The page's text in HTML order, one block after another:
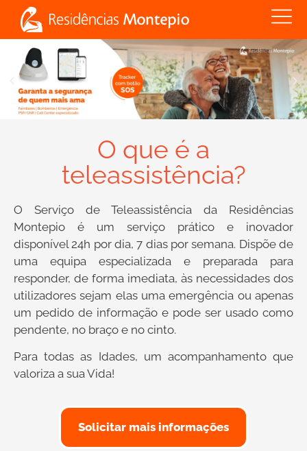
O que é a
teleassistência?
O Serviço de Teleassistência da Residências
Montepio é um serviço prático e inovador
disponível 24h por dia, 7 dias por semana. Dispõe de
uma equipa especializada e preparada para
responder, de forma imediata, às necessidades dos
utilizadores sejam elas uma emergência ou apenas
um pedido de informação e pode ser usado como
pendente, no braço e no cinto.
Para todas as Idades, um acompanhamento que
valoriza a sua Vida!
Solicitar mais informações